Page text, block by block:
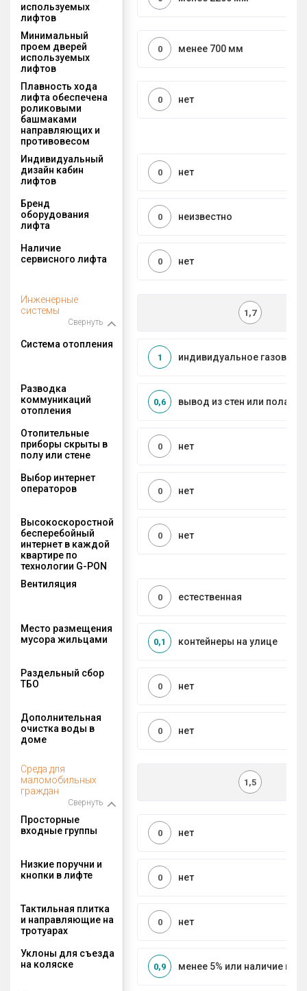
используемых
лифтов
Минимальный
проем дверей
используемых
лифтов
менее 700 мм
0
Плавность хода
лифта обеспечена
роликовыми
башмаками
направляющих и
противовесом
нет
0
Индивидуальный
дизайн кабин
лифтов
нет
0
Бренд
оборудования
лифта
неизвестно
0
Наличие
сервисного лифта
нет
0
Инженерные
системы
Свернуть
1,7
Система отопления
индивидуальное газовое
1
Разводка
коммуникаций
отопления
вывод из стен или пола
0,6
Отопительные
приборы скрыты в
полу или стене
нет
0
Выбор интернет
операторов
нет
0
Высокоскоростной
бесперебойный
интернет в каждой
квартире по
технологии G-PON
нет
0
Вентиляция
естественная
0
Место размещения
мусора жильцами
контейнеры на улице
0,1
Раздельный сбор
ТБО
нет
0
Дополнительная
очистка воды в
доме
нет
0
Среда для
маломобильных
граждан
Свернуть
1,5
Просторные
входные группы
нет
0
Низкие поручни и
кнопки в лифте
нет
0
Тактильная плитка
и направляющие на
тротуарах
нет
0
Уклоны для съезда
на коляске
менее 5% или наличие
0,9